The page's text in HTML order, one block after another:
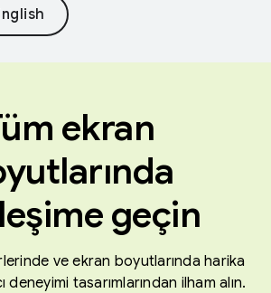
ekran
geçin
ve ekran boyutlarında harika
deneyimi tasarımlarından ilham alın.